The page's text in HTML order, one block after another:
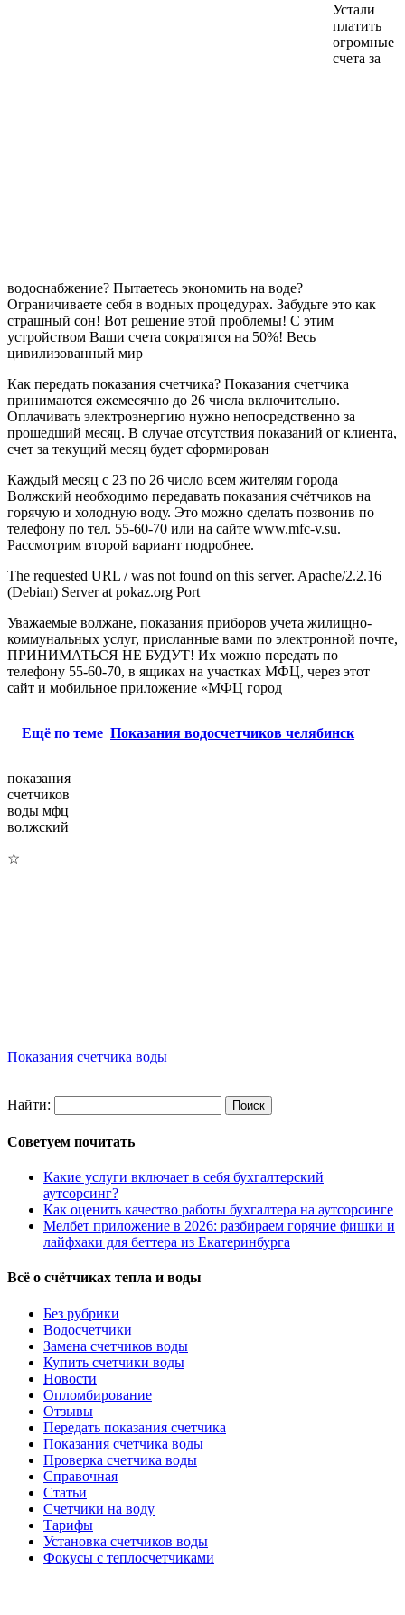
Устали
платить
огромные
счета за
водоснабжение? Пытаетесь экономить на воде?
Ограничиваете себя в водных процедурах. Забудьте это как
страшный сон! Вот решение этой проблемы! С этим
устройством Ваши счета сократятся на 50%! Весь
цивилизованный мир
Как передать показания счетчика? Показания счетчика
принимаются ежемесячно до 26 числа включительно.
Оплачивать электроэнергию нужно непосредственно за
прошедший месяц. В случае отсутствия показаний от клиента,
счет за текущий месяц будет сформирован
Каждый месяц с 23 по 26 число всем жителям города
Волжский необходимо передавать показания счётчиков на
горячую и холодную воду. Это можно сделать позвонив по
телефону по тел. 55-60-70 или на сайте www.mfc-v.su.
Рассмотрим второй вариант подробнее.
The requested URL / was not found on this server. Apache/2.2.16
(Debian) Server at pokaz.org Port
Уважаемые волжане, показания приборов учета жилищно-
коммунальных услуг, присланные вами по электронной почте,
ПРИНИМАТЬСЯ НЕ БУДУТ! Их можно передать по
телефону 55-60-70, в ящиках на участках МФЦ, через этот
сайт и мобильное приложение «МФЦ город
Ещё по теме Показания водосчетчиков челябинск
показания
счетчиков
воды мфц
волжский
☆
Показания счетчика воды
Найти:
Советуем почитать
Какие услуги включает в себя бухгалтерский
аутсорсинг?
Как оценить качество работы бухгалтера на аутсорсинге
Мелбет приложение в 2026: разбираем горячие фишки и
лайфхаки для беттера из Екатеринбурга
Всё о счётчиках тепла и воды
Без рубрики
Водосчетчики
Замена счетчиков воды
Купить счетчики воды
Новости
Опломбирование
Отзывы
Передать показания счетчика
Показания счетчика воды
Проверка счетчика воды
Справочная
Статьи
Счетчики на воду
Тарифы
Установка счетчиков воды
Фокусы с теплосчетчиками